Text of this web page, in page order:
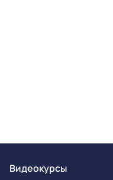
Видеокурсы